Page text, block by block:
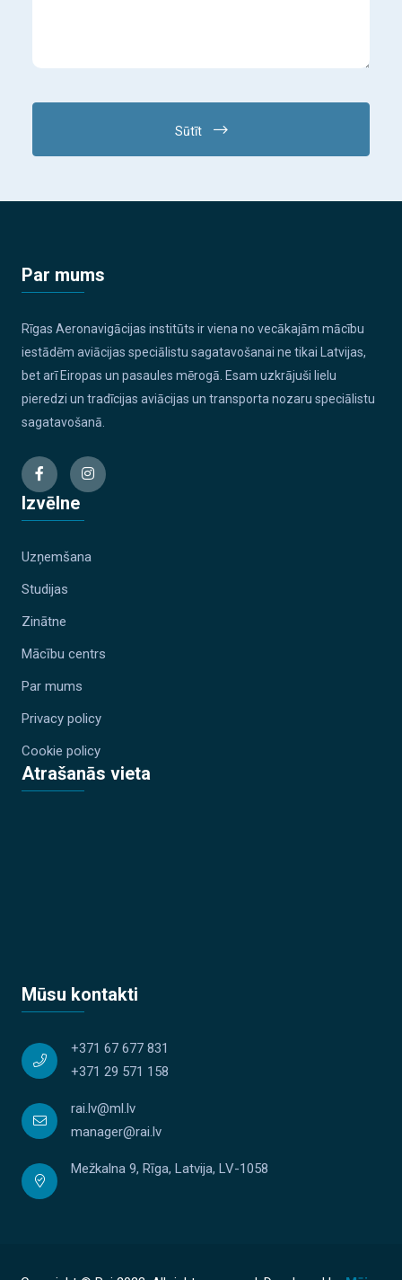
Sūtīt
Par mums
Rīgas Aeronavigācijas institūts ir viena no vecākajām mācību
iestādēm aviācijas speciālistu sagatavošanai ne tikai Latvijas,
bet arī Eiropas un pasaules mērogā. Esam uzkrājuši lielu
pieredzi un tradīcijas aviācijas un transporta nozaru speciālistu
sagatavošanā.
Izvēlne
Uzņemšana
Studijas
Zinātne
Mācību centrs
Par mums
Privacy policy
Cookie policy
Atrašanās vieta
Mūsu kontakti
+371 67 677 831
+371 29 571 158
rai.lv@ml.lv
manager@rai.lv
Mežkalna 9, Rīga, Latvija, LV-1058